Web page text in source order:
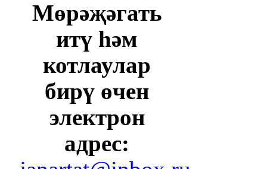
Мөрәҗәгать
итү һәм
котлаулар
бирү өчен
электрон
адрес: